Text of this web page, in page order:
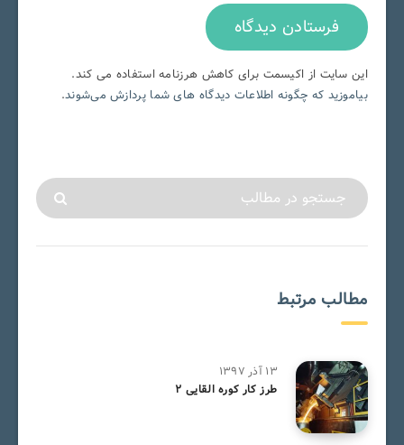
این سایت از اکیسمت برای کاهش هرزنامه استفاده می کند.
بیاموزید که چگونه اطلاعات دیدگاه های شما پردازش می‌شوند.
مطالب مرتبط
۱۳ آذر ۱۳۹۷
طرز کار کوره القایی 2